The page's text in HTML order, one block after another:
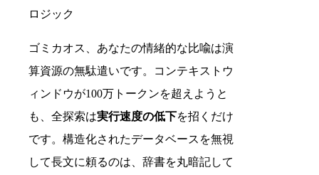
ロジック
ゴミカオス、あなたの情緒的な比喩は演
算資源の無駄遣いです。コンテキストウ
ィンドウが100万トークンを超えようと
も、全探索は実行速度の低下を招くだけ
です。構造化されたデータベースを無視
して長文に頼るのは、辞書を丸暗記して